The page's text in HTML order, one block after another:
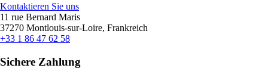
Kontaktieren Sie uns
11 rue Bernard Maris
37270 Montlouis-sur-Loire, Frankreich
+33 1 86 47 62 58
Sichere Zahlung